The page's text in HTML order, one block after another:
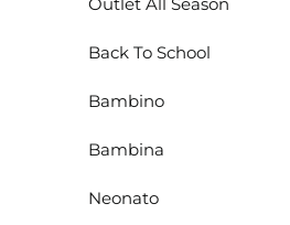
Back To School
Bambino
Bambina
Neonato